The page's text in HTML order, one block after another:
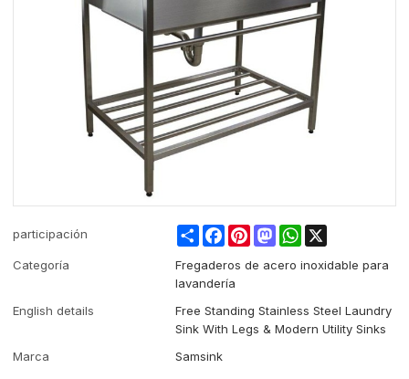
participación ShareFacebookPinterestMastodonWhatsApp
Categoría
Fregaderos de acero inoxidable para
lavandería
English details
Free Standing Stainless Steel Laundry
Sink With Legs & Modern Utility Sinks
Marca
Samsink